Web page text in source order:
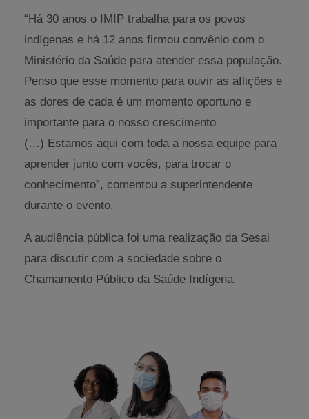
“Há 30 anos o IMIP trabalha para os povos
indígenas e há 12 anos firmou convênio com o
Ministério da Saúde para atender essa população.
Penso que esse momento para ouvir as aflições e
as dores de cada é um momento oportuno e
importante para o nosso crescimento
(…) Estamos aqui com toda a nossa equipe para
aprender junto com vocês, para trocar o
conhecimento”, comentou a superintendente
durante o evento.
A audiência pública foi uma realização da Sesai
para discutir com a sociedade sobre o
Chamamento Público da Saúde Indígena.